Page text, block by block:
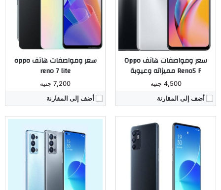
سعر ومواصفات هاتف Oppo
Reno5 F مميزاته وعيوبة
4,500 جنيه
أضف إلى المقارنة
سعر ومواصفات هاتف oppo
reno 7 lite
7,200 جنيه
أضف إلى المقارنة
الشاشة:6.4 بوصة سوبر اموليد
البطارية:4310 ملي امبير
نظام التشغيل:اندرويد 11
مراجعة كاملة ←
البطارية:
نظام التشغيل:
مراجعة كاملة ←
المُعالج:Dimensity 1200 5G
الكاميرا:خلفية 48 - 8 - 2 -2 ميجابيكسل - أمامية 32 ميجابيكسل
ذاكرة داخليه / رام:
الشاشة:6.55 بوصة سوبر اموليد
المُعالج:Dimensity 900 5G
الكاميرا:خلفية 48 - 8 - 2 ميجابيكسل - أمامية 32 ميجابيكسل
ذاكرة داخليه / رام:
الشاشة:6.43 بوصة سوبر اموليد